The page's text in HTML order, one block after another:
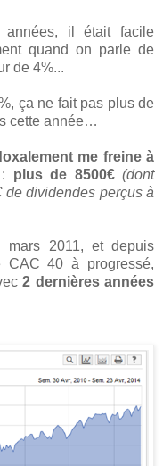
il était facile
quand on parle de
de 4%...
ça ne fait pas plus de
cette année…
me freine à
plus de 8500€(dont
dividendes perçus à
2011, et depuis
CAC 40 à progressé,
2 dernières années